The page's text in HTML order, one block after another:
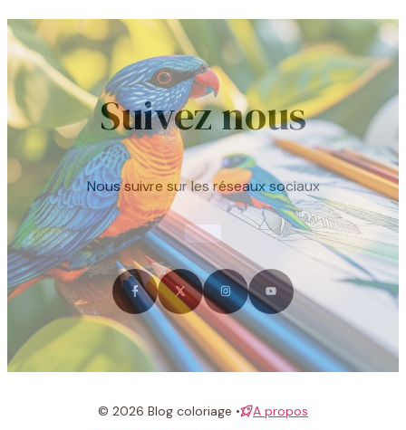
Suivez nous
Nous suivre sur les réseaux sociaux
© 2026 Blog coloriage •
A propos